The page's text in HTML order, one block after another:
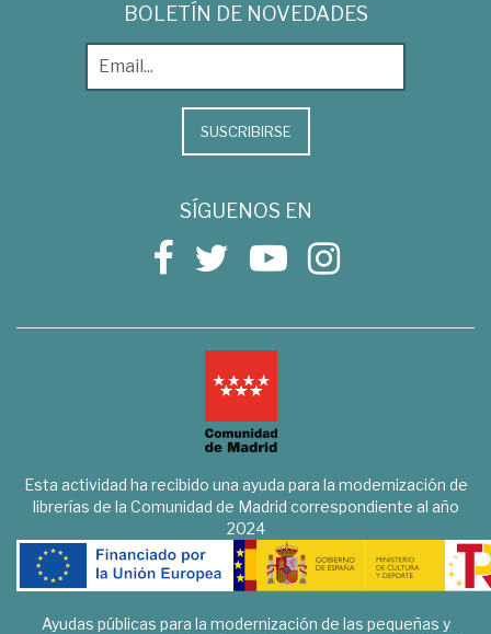
BOLETÍN DE NOVEDADES
SUSCRIBIRSE
SÍGUENOS EN
Esta actividad ha recibido una ayuda para la modernización de
librerías de la Comunidad de Madrid correspondiente al año
2024
Ayudas públicas para la modernización de las pequeñas y